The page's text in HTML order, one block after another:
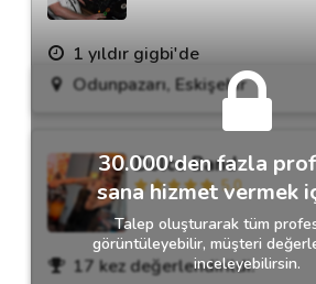
1 yıldır gigbi'de
Odunpazarı, Eskişehir
Dolce Band
5.0
17 kez değerlendirildi.
30.000'den fazla
sana hizmet vermek
Talep oluşturarak tüm
görüntüleyebilir, müşteri
inceleyebilirsin.